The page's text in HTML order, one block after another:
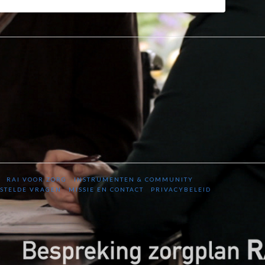
RAI VOOR ZORG
INSTRUMENTEN & COMMUNITY
VRAGEN MISSIE EN CONTACT PRIVACYBELEID